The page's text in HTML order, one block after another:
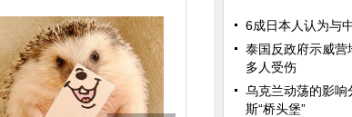
6成日本人认为与
泰国反政府示威
多人受伤
乌克兰动荡的影响
斯“桥头堡”